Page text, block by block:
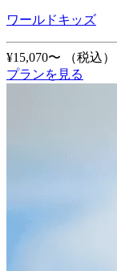
ワールドキッズ
¥15,070〜
（税込）
プランを見る